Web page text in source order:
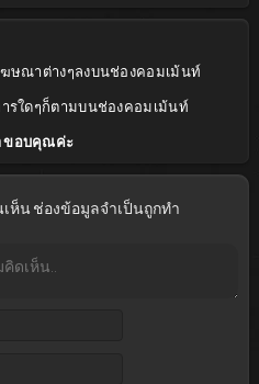
ษณาต่างๆลงบนช่องคอมเม้นท์
รใดๆก็ตามบนช่องคอมเม้นท์
ขอบคุณค่ะ
เห็น ช่องข้อมูลจำเป็นถูกทำ